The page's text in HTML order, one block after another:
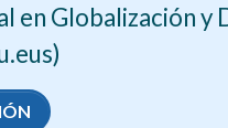
en Globalización y